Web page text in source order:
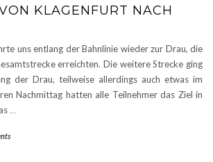
KLAGENFURT NACH
uns entlang der Bahnlinie wieder zur Drau, die
erreichten. Die weitere Strecke ging
der Drau, teilweise allerdings auch etwas im
Nachmittag hatten alle Teilnehmer das Ziel in
…